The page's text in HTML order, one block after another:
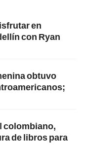
en
con Ryan
obtuvo
colombiano,
de libros para